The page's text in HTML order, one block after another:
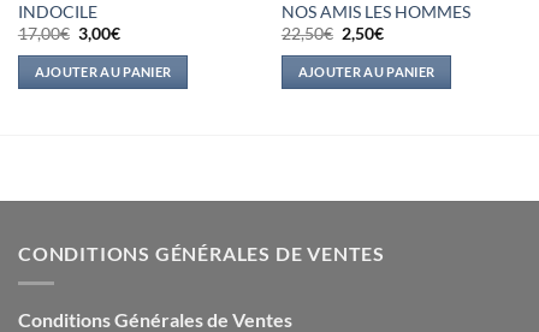
INDOCILE
17,00€ Le
prix
initial
était :
17,00€.
3,00€Le
actuel
est :
3,00€.
AJOUTER AU PANIER
NOS AMIS LES HOMMES
22,50€ Le
prix
initial
était :
22,50€.
2,50€Le
actuel
est :
2,50€.
AJOUTER AU PANIER
CONDITIONS GÉNÉRALES DE VENTES
Conditions Générales de Ventes